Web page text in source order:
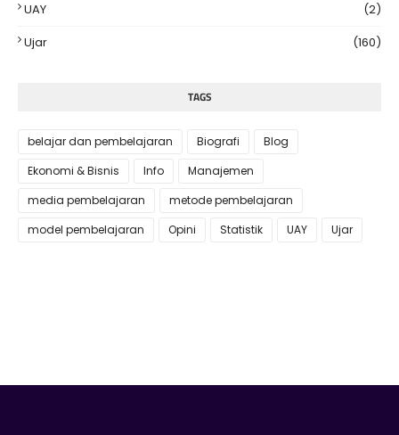
UAY
(2)
Ujar
(160)
TAGS
belajar dan pembelajaran Biografi
Blog
Ekonomi & Bisnis
Info
Manajemen
media pembelajaran
metode pembelajaran
model pembelajaran
Opini Statistik UAY Ujar